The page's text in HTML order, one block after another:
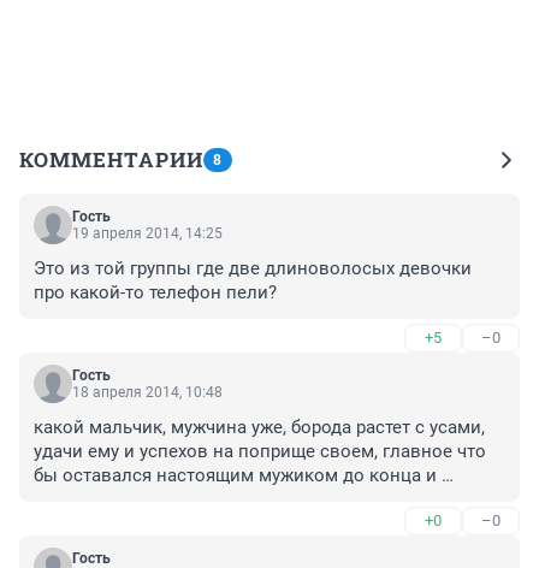
КОММЕНТАРИИ 8
Гость
19 апреля 2014, 14:25
Это из той группы где две длиноволосых девочки
про какой-то телефон пели?
+5 –0
Гость
18 апреля 2014, 10:48
какой мальчик, мужчина уже, борода растет с усами,
удачи ему и успехов на поприще своем, главное что
бы оставался настоящим мужиком до конца и
+0 –0
Гость